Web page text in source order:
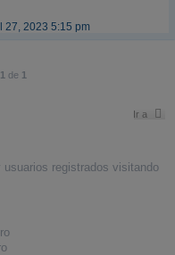
27, 2023 5:15 pm
1 de 1
Ir a
registrados visitando